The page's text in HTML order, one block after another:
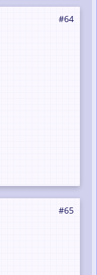
#64
#65